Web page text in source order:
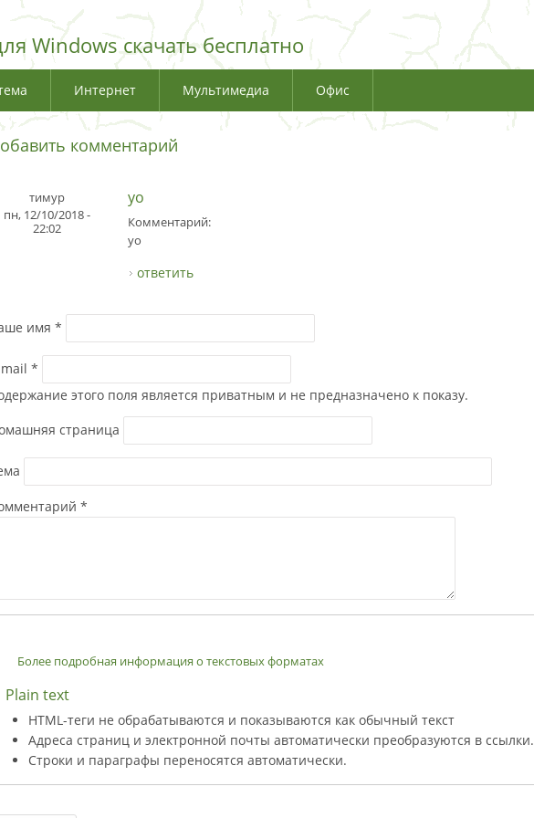
Windows скачать бесплатно
Интернет Мультимедиа Офис
комментарий
тимур
пн, 12/10/2018 -
22:02
yo
Комментарий:
yo
ответить
имя *
*
этого поля является приватным и не предназначено к показу.
страница
*
Более подробная информация о текстовых форматах
Plain text
HTML-теги не обрабатываются и показываются как обычный текст
Адреса страниц и электронной почты автоматически преобразуются в ссылки.
Строки и параграфы переносятся автоматически.